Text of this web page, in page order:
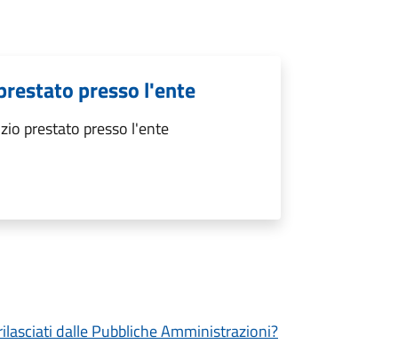
presso l'ente
prestato presso l'ente
dalle Pubbliche Amministrazioni?